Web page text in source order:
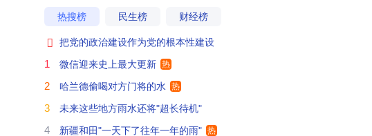
抓特务这部电影，的确好看，别的没什么要讲的
电影真值得一看，拍得很用心
0
票花钱吗
热搜榜 民生榜 财经榜
 把党的政治建设作为党的根本性建设
1 微信迎来史上最大更新 热
2 哈兰德偷喝对方门将的水 热
3 未来这些地方雨水还将"超长待机"
4 新疆和田"一天下了往年一年的雨" 热